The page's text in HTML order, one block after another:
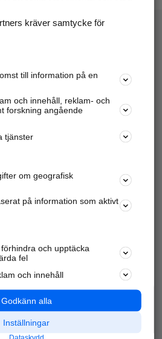
platser.
företagsinfo mm.
Marknadsför företaget
Kom igång och annonsera mot
samarbetspartners nära dig.
Populära sökningar
Annonsera
Integritet
Nödnummer
kräver samtycke för
till information på en
och innehåll, reklam- och
forskning angående
tjänster
om geografisk
på information som aktivt
och upptäcka
fel
och innehåll
Godkänn alla
Inställningar
Dataskydd